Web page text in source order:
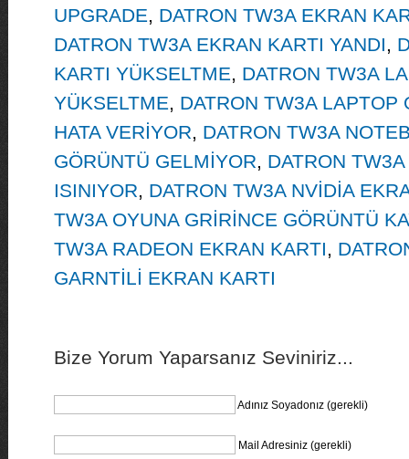
UPGRADE, DATRON TW3A EKRAN
DATRON TW3A EKRAN KARTI YANDI,
KARTI YÜKSELTME, DATRON TW3A
YÜKSELTME, DATRON TW3A LAPTOP
HATA VERİYOR, DATRON TW3A
GÖRÜNTÜ GELMİYOR, DATRON
ISINIYOR, DATRON TW3A NVİDİA
TW3A OYUNA GRİRİNCE GÖRÜNTÜ
TW3A RADEON EKRAN KARTI,
GARNTİLİ EKRAN KARTI
Bize Yorum Yaparsanız Seviniriz...
Adınız Soyadonız (gerekli)
Mail Adresiniz (gerekli)